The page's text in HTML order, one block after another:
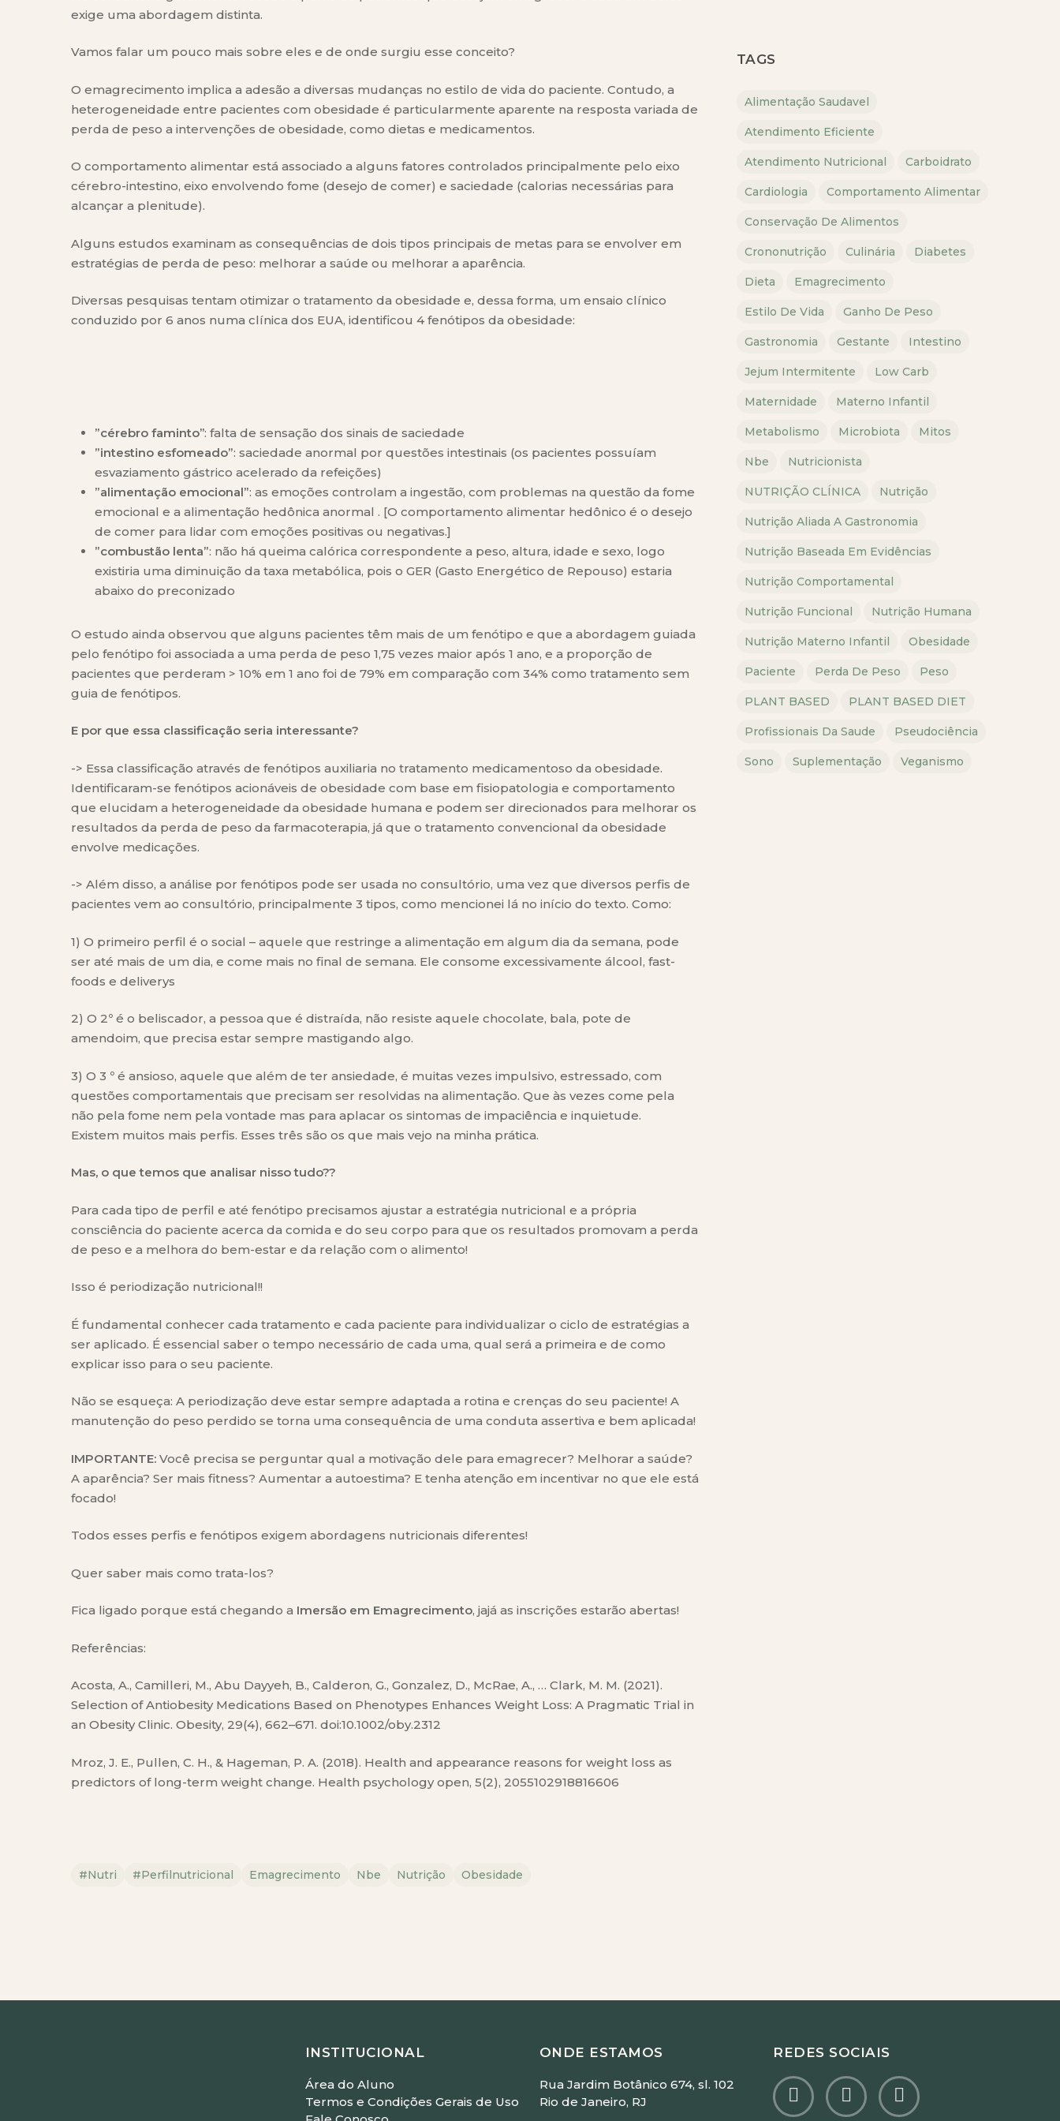
exige uma abordagem distinta.
Vamos falar um pouco mais sobre eles e de onde surgiu esse conceito?
O emagrecimento implica a adesão a diversas mudanças no estilo de vida do paciente. Contudo, a
heterogeneidade entre pacientes com obesidade é particularmente aparente na resposta variada de
perda de peso a intervenções de obesidade, como dietas e medicamentos.
O comportamento alimentar está associado a alguns fatores controlados principalmente pelo eixo
cérebro-intestino, eixo envolvendo fome (desejo de comer) e saciedade (calorias necessárias para
alcançar a plenitude).
Alguns estudos examinam as consequências de dois tipos principais de metas para se envolver em
estratégias de perda de peso: melhorar a saúde ou melhorar a aparência.
Diversas pesquisas tentam otimizar o tratamento da obesidade e, dessa forma, um ensaio clínico
conduzido por 6 anos numa clínica dos EUA, identificou 4 fenótipos da obesidade:
”cérebro faminto’’: falta de sensação dos sinais de saciedade
”intestino esfomeado”: saciedade anormal por questões intestinais (os pacientes possuíam
esvaziamento gástrico acelerado da refeições)
”alimentação emocional”: as emoções controlam a ingestão, com problemas na questão da fome
emocional e a alimentação hedônica anormal . [O comportamento alimentar hedônico é o desejo
de comer para lidar com emoções positivas ou negativas.]
”combustão lenta”: não há queima calórica correspondente a peso, altura, idade e sexo, logo
existiria uma diminuição da taxa metabólica, pois o GER (Gasto Energético de Repouso) estaria
abaixo do preconizado
O estudo ainda observou que alguns pacientes têm mais de um fenótipo e que a abordagem guiada
pelo fenótipo foi associada a uma perda de peso 1,75 vezes maior após 1 ano, e a proporção de
pacientes que perderam > 10% em 1 ano foi de 79% em comparação com 34% como tratamento sem
guia de fenótipos.
E por que essa classificação seria interessante?
-> Essa classificação através de fenótipos auxiliaria no tratamento medicamentoso da obesidade.
Identificaram-se fenótipos acionáveis de obesidade com base em fisiopatologia e comportamento
que elucidam a heterogeneidade da obesidade humana e podem ser direcionados para melhorar os
resultados da perda de peso da farmacoterapia, já que o tratamento convencional da obesidade
envolve medicações.
-> Além disso, a análise por fenótipos pode ser usada no consultório, uma vez que diversos perfis de
pacientes vem ao consultório, principalmente 3 tipos, como mencionei lá no início do texto. Como:
1) O primeiro perfil é o social – aquele que restringe a alimentação em algum dia da semana, pode
ser até mais de um dia, e come mais no final de semana. Ele consome excessivamente álcool, fast-
foods e deliverys
2) O 2º é o beliscador, a pessoa que é distraída, não resiste aquele chocolate, bala, pote de
amendoim, que precisa estar sempre mastigando algo.
3) O 3 º é ansioso, aquele que além de ter ansiedade, é muitas vezes impulsivo, estressado, com
questões comportamentais que precisam ser resolvidas na alimentação. Que às vezes come pela
não pela fome nem pela vontade mas para aplacar os sintomas de impaciência e inquietude.
Existem muitos mais perfis. Esses três são os que mais vejo na minha prática.
Mas, o que temos que analisar nisso tudo??
Para cada tipo de perfil e até fenótipo precisamos ajustar a estratégia nutricional e a própria
consciência do paciente acerca da comida e do seu corpo para que os resultados promovam a perda
de peso e a melhora do bem-estar e da relação com o alimento!
Isso é periodização nutricional!!
É fundamental conhecer cada tratamento e cada paciente para individualizar o ciclo de estratégias a
ser aplicado. É essencial saber o tempo necessário de cada uma, qual será a primeira e de como
explicar isso para o seu paciente.
Não se esqueça: A periodização deve estar sempre adaptada a rotina e crenças do seu paciente! A
manutenção do peso perdido se torna uma consequência de uma conduta assertiva e bem aplicada!
IMPORTANTE: Você precisa se perguntar qual a motivação dele para emagrecer? Melhorar a saúde?
A aparência? Ser mais fitness? Aumentar a autoestima? E tenha atenção em incentivar no que ele está
focado!
Todos esses perfis e fenótipos exigem abordagens nutricionais diferentes!
Quer saber mais como trata-los?
Fica ligado porque está chegando a Imersão em Emagrecimento, jajá as inscrições estarão abertas!
Referências:
Acosta, A., Camilleri, M., Abu Dayyeh, B., Calderon, G., Gonzalez, D., McRae, A., … Clark, M. M. (2021).
Selection of Antiobesity Medications Based on Phenotypes Enhances Weight Loss: A Pragmatic Trial in
an Obesity Clinic. Obesity, 29(4), 662–671. doi:10.1002/oby.2312
Mroz, J. E., Pullen, C. H., & Hageman, P. A. (2018). Health and appearance reasons for weight loss as
predictors of long-term weight change. Health psychology open, 5(2), 2055102918816606
#nutri #perfilnutricional Emagrecimento Nbe Nutrição Obesidade
TAGS
Alimentação Saudavel
Atendimento Eficiente
Atendimento Nutricional Carboidrato
Cardiologia Comportamento Alimentar
Conservação De Alimentos
Crononutrição Culinária Diabetes
Dieta Emagrecimento
Estilo De Vida Ganho De Peso
Gastronomia Gestante Intestino
Jejum Intermitente Low Carb
Maternidade Materno Infantil
Metabolismo Microbiota Mitos
Nbe Nutricionista
NUTRIÇÃO CLÍNICA Nutrição
Nutrição Aliada A Gastronomia
Nutrição Baseada Em Evidências
Nutrição Comportamental
Nutrição Funcional Nutrição Humana
Nutrição Materno Infantil Obesidade
Paciente Perda De Peso Peso
PLANT BASED PLANT BASED DIET
Profissionais Da Saude Pseudociência
Sono Suplementação Veganismo
INSTITUCIONAL
Área do Aluno
Termos e Condições Gerais de Uso
ONDE ESTAMOS
Rua Jardim Botânico 674, sl. 102
Rio de Janeiro, RJ
REDES SOCIAIS